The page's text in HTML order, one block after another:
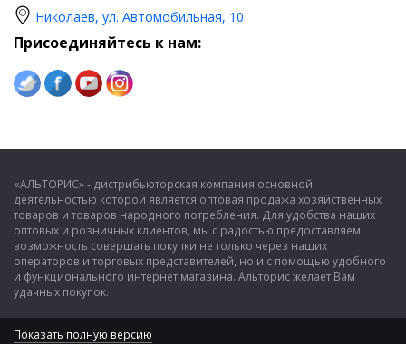
Николаев, ул. Автомобильная, 10
Присоединяйтесь к нам:
«АЛЬТОРИС» - дистрибьюторская компания основной
деятельностью которой является оптовая продажа хозяйственных
товаров и товаров народного потребления. Для удобства наших
оптовых и розничных клиентов, мы с радостью предоставляем
возможность совершать покупки не только через наших
операторов и торговых представителей, но и с помощью удобного
и функционального интернет магазина. Альторис желает Вам
удачных покупок.
Показать полную версию